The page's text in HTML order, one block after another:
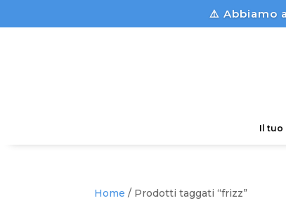
⚠️ Abbiamo
Il tuo
Home / Prodotti taggati “frizz”